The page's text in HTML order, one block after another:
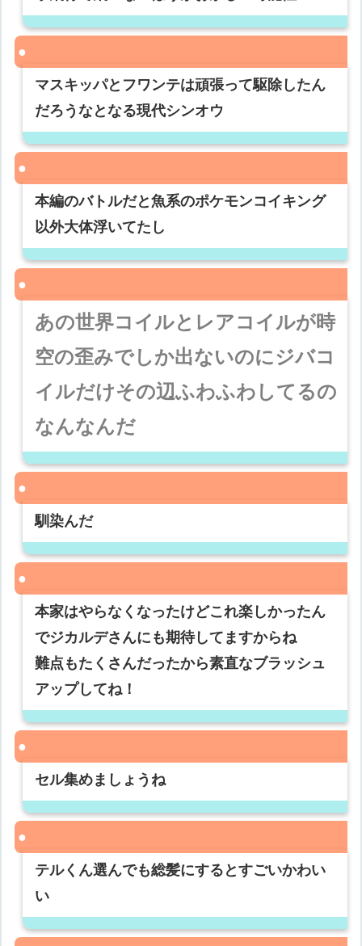
マスキッパとフワンテは頑張って駆除したん
だろうなとなる現代シンオウ
本編のバトルだと魚系のポケモンコイキング
以外大体浮いてたし
あの世界コイルとレアコイルが時
空の歪みでしか出ないのにジバコ
イルだけその辺ふわふわしてるの
なんなんだ
馴染んだ
本家はやらなくなったけどこれ楽しかったん
でジカルデさんにも期待してますからね
難点もたくさんだったから素直なブラッシュ
アップしてね！
セル集めましょうね
テルくん選んでも総髪にするとすごいかわい
い